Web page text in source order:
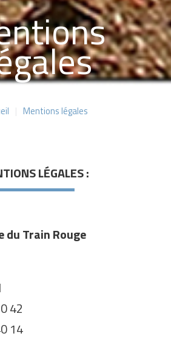
| Mentions légales
LÉGALES :
du Train Rouge
42
14